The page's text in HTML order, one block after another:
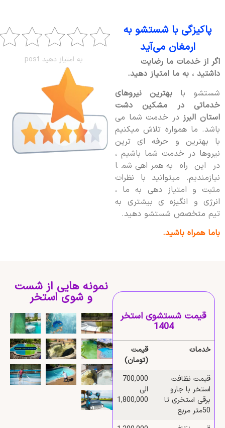
پاکیزگی با شستشو به
ارمغان می‌آید
اگر از خدمات ما رضایت
داشتید ، به ما امتیاز دهید.
شستشو با
بهترین نیروهای
خدماتی در مشکین دشت
استان البرزدر خدمت شما می
باشد. ما همواره تلاش میکنیم
با بهترین و حرفه ای ترین
نیروها در خدمت شما باشیم ،
در این راه به همراهی شما
نیازمندیم. میتوانید با نظرات
مثبت و امتیاز دهی به ما ،
انرژی و انگیزه ی بیشتری به
تیم متخصص شستشو دهید.
باما همراه باشید.
به امتیاز دهید post
قیمت شستشوی استخر
1404
خدمات
قیمت
(تومان)
قیمت نظافت
استخر با جارو
برقی استخری تا
50متر مربع
700,000
الی
1,800,000
نمونه هایی از شست
و شوی استخر